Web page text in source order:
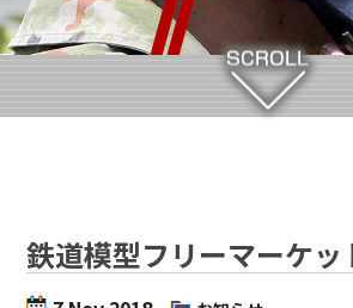
鉄道模型フリーマーケッ